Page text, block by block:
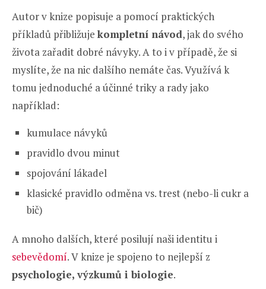
Autor v knize popisuje a pomocí praktických
příkladů přibližuje kompletní návod, jak do svého
života zařadit dobré návyky. A to i v případě, že si
myslíte, že na nic dalšího nemáte čas. Využívá k
tomu jednoduché a účinné triky a rady jako
například:
kumulace návyků
pravidlo dvou minut
spojování lákadel
klasické pravidlo odměna vs. trest (nebo-li cukr a
bič)
A mnoho dalších, které posilují naši identitu i
sebevědomí. V knize je spojeno to nejlepší z
psychologie, výzkumů i biologie.